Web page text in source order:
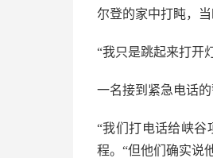
尔登的家中打盹，
“我只是跳起来打开
一名接到紧急电话
“我们打电话给峡谷
程。“但他们确实说